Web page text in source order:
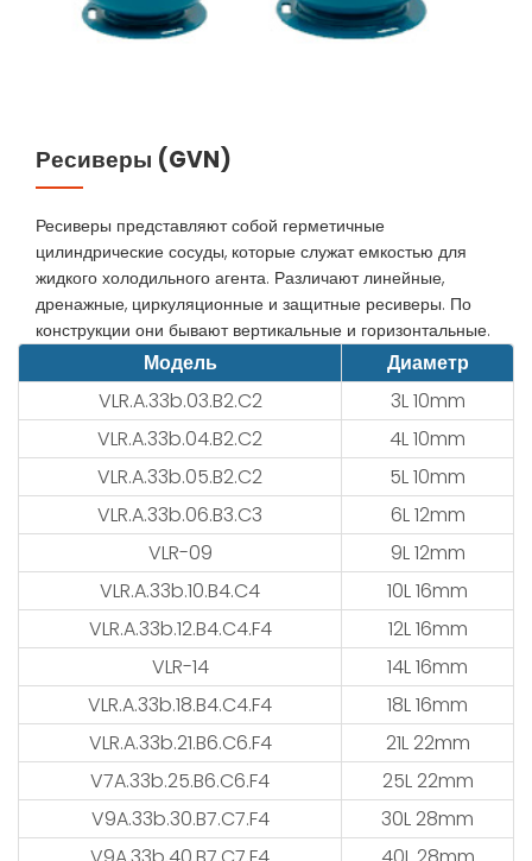
Ресиверы (GVN)
Ресиверы представляют собой герметичные
цилиндрические сосуды, которые служат емкостью для
жидкого холодильного агента. Различают линейные,
дренажные, циркуляционные и защитные ресиверы. По
конструкции они бывают вертикальные и горизонтальные.
Модель
Диаметр
VLR.A.33b.03.B2.C2
3L 10mm
VLR.A.33b.04.B2.C2
4L 10mm
VLR.A.33b.05.B2.C2
5L 10mm
VLR.A.33b.06.B3.C3
6L 12mm
VLR-09
9L 12mm
VLR.A.33b.10.B4.C4
10L 16mm
VLR.A.33b.12.B4.C4.F4
12L 16mm
VLR-14
14L 16mm
VLR.A.33b.18.B4.C4.F4
18L 16mm
VLR.A.33b.21.B6.C6.F4
21L 22mm
V7A.33b.25.B6.C6.F4
25L 22mm
V9A.33b.30.B7.C7.F4
30L 28mm